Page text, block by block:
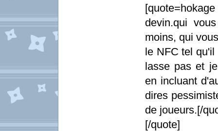
devin.qui
moins, qui
le NFC tel qu'il
lasse pas et
en incluant
dires
de joueurs.[/
[/quote]